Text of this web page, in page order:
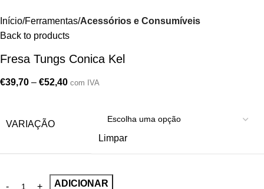
Início Ferramentas Acessórios e Consumíveis
Back to products
Fresa Tungs Conica Kel
€39,70 – €52,40 com IVA
VARIAÇÃO
Limpar
ADICIONAR